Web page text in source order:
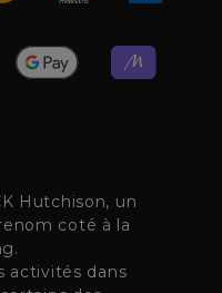
Hutchison, un
coté à la
activités dans